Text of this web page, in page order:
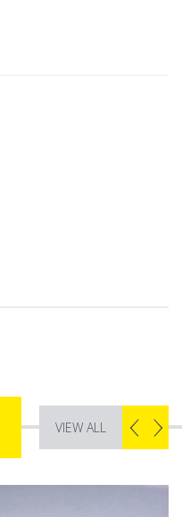
VIEW ALL